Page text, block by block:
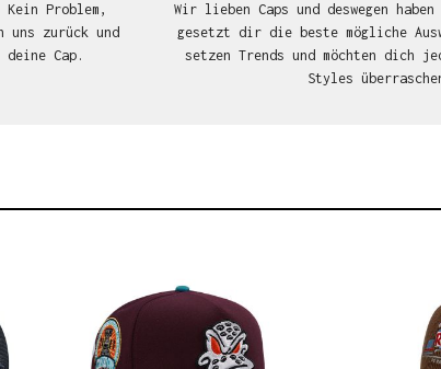
Problem,
uns zurück und
Cap.
Wir lieben Caps und deswegen
gesetzt dir die beste mögliche
setzen Trends und möchten dich
Styles